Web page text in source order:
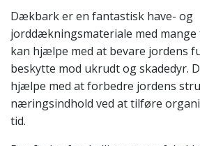
Dækbark er en fantastisk have- og
jorddækningsmateriale med
kan hjælpe med at bevare jordens
beskytte mod ukrudt og skadedyr.
hjælpe med at forbedre jordens
næringsindhold ved at tilføre
tid.